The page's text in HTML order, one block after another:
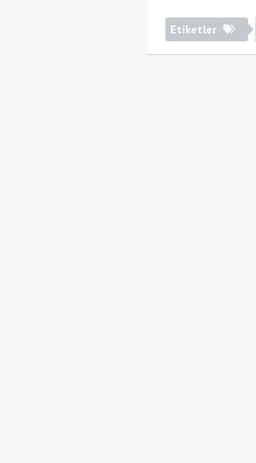
Etiketler